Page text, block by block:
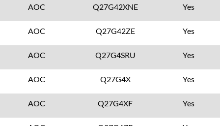
AOC Q27G42XNE Yes
AOC Q27G42ZE Yes
AOC Q27G4SRU Yes
AOC Q27G4X Yes
AOC Q27G4XF Yes